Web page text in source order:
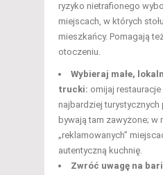
ryzyko nietrafionego
miejscach, w których
mieszkańcy. Pomagają
otoczeniu.
Wybieraj małe,
trucki: omijaj
najbardziej turystycznych
bywają tam zawyżone; w
„reklamowanych”
autentyczną kuchnię.
Zwróć uwagę na